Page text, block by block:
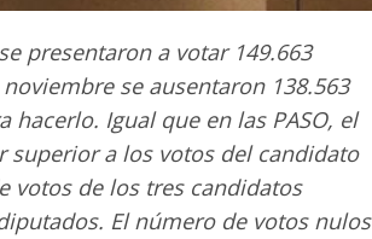
presentaron a votar 149.663
se ausentaron 138.563
Igual que en las PASO, el
superior a los votos del candidato
votos de los tres candidatos
El número de votos nulos